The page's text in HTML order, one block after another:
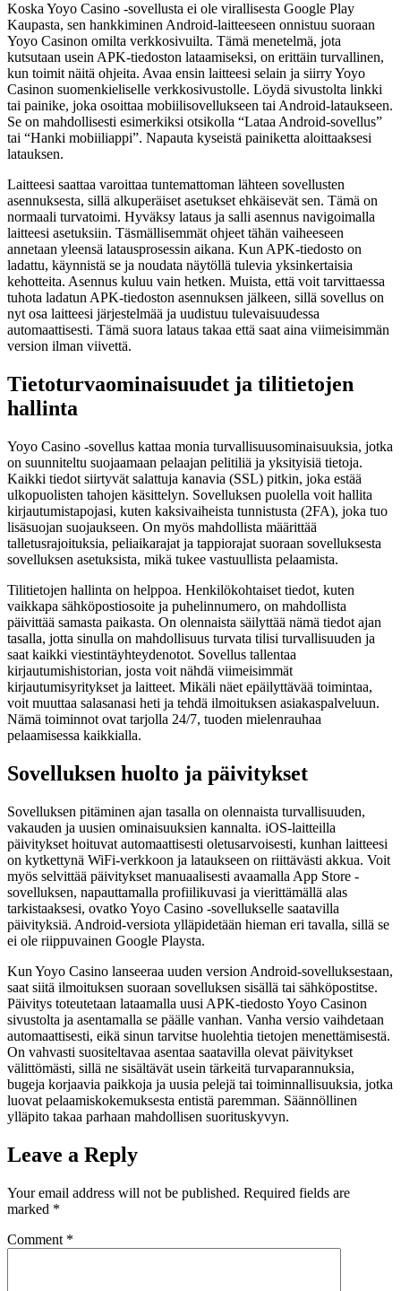
Koska Yoyo Casino -sovellusta ei ole virallisesta Google Play
Kaupasta, sen hankkiminen Android-laitteeseen onnistuu suoraan
Yoyo Casinon omilta verkkosivuilta. Tämä menetelmä, jota
kutsutaan usein APK-tiedoston lataamiseksi, on erittäin turvallinen,
kun toimit näitä ohjeita. Avaa ensin laitteesi selain ja siirry Yoyo
Casinon suomenkieliselle verkkosivustolle. Löydä sivustolta linkki
tai painike, joka osoittaa mobiilisovellukseen tai Android-lataukseen.
Se on mahdollisesti esimerkiksi otsikolla “Lataa Android-sovellus”
tai “Hanki mobiiliappi”. Napauta kyseistä painiketta aloittaaksesi
latauksen.
Laitteesi saattaa varoittaa tuntemattoman lähteen sovellusten
asennuksesta, sillä alkuperäiset asetukset ehkäisevät sen. Tämä on
normaali turvatoimi. Hyväksy lataus ja salli asennus navigoimalla
laitteesi asetuksiin. Täsmällisemmät ohjeet tähän vaiheeseen
annetaan yleensä latausprosessin aikana. Kun APK-tiedosto on
ladattu, käynnistä se ja noudata näytöllä tulevia yksinkertaisia
kehotteita. Asennus kuluu vain hetken. Muista, että voit tarvittaessa
tuhota ladatun APK-tiedoston asennuksen jälkeen, sillä sovellus on
nyt osa laitteesi järjestelmää ja uudistuu tulevaisuudessa
automaattisesti. Tämä suora lataus takaa että saat aina viimeisimmän
version ilman viivettä.
Tietoturvaominaisuudet ja tilitietojen
hallinta
Yoyo Casino -sovellus kattaa monia turvallisuusominaisuuksia, jotka
on suunniteltu suojaamaan pelaajan pelitiliä ja yksityisiä tietoja.
Kaikki tiedot siirtyvät salattuja kanavia (SSL) pitkin, joka estää
ulkopuolisten tahojen käsittelyn. Sovelluksen puolella voit hallita
kirjautumistapojasi, kuten kaksivaiheista tunnistusta (2FA), joka tuo
lisäsuojan suojaukseen. On myös mahdollista määrittää
talletusrajoituksia, peliaikarajat ja tappiorajat suoraan sovelluksesta
sovelluksen asetuksista, mikä tukee vastuullista pelaamista.
Tilitietojen hallinta on helppoa. Henkilökohtaiset tiedot, kuten
vaikkapa sähköpostiosoite ja puhelinnumero, on mahdollista
päivittää samasta paikasta. On olennaista säilyttää nämä tiedot ajan
tasalla, jotta sinulla on mahdollisuus turvata tilisi turvallisuuden ja
saat kaikki viestintäyhteydenotot. Sovellus tallentaa
kirjautumishistorian, josta voit nähdä viimeisimmät
kirjautumisyritykset ja laitteet. Mikäli näet epäilyttävää toimintaa,
voit muuttaa salasanasi heti ja tehdä ilmoituksen asiakaspalveluun.
Nämä toiminnot ovat tarjolla 24/7, tuoden mielenrauhaa
pelaamisessa kaikkialla.
Sovelluksen huolto ja päivitykset
Sovelluksen pitäminen ajan tasalla on olennaista turvallisuuden,
vakauden ja uusien ominaisuuksien kannalta. iOS-laitteilla
päivitykset hoituvat automaattisesti oletusarvoisesti, kunhan laitteesi
on kytkettynä WiFi-verkkoon ja lataukseen on riittävästi akkua. Voit
myös selvittää päivitykset manuaalisesti avaamalla App Store -
sovelluksen, napauttamalla profiilikuvasi ja vierittämällä alas
tarkistaaksesi, ovatko Yoyo Casino -sovellukselle saatavilla
päivityksiä. Android-versiota ylläpidetään hieman eri tavalla, sillä se
ei ole riippuvainen Google Playsta.
Kun Yoyo Casino lanseeraa uuden version Android-sovelluksestaan,
saat siitä ilmoituksen suoraan sovelluksen sisällä tai sähköpostitse.
Päivitys toteutetaan lataamalla uusi APK-tiedosto Yoyo Casinon
sivustolta ja asentamalla se päälle vanhan. Vanha versio vaihdetaan
automaattisesti, eikä sinun tarvitse huolehtia tietojen menettämisestä.
On vahvasti suositeltavaa asentaa saatavilla olevat päivitykset
välittömästi, sillä ne sisältävät usein tärkeitä turvaparannuksia,
bugeja korjaavia paikkoja ja uusia pelejä tai toiminnallisuuksia, jotka
luovat pelaamiskokemuksesta entistä paremman. Säännöllinen
ylläpito takaa parhaan mahdollisen suorituskyvyn.
Leave a Reply
Your email address will not be published. Required fields are
marked *
Comment *